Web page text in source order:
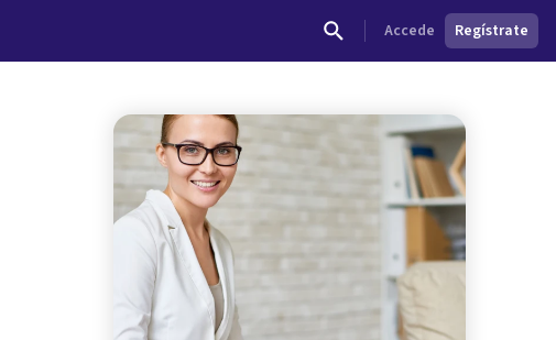
Accede Regístrate